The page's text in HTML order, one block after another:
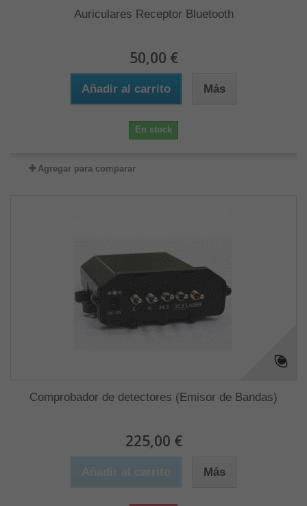
Auriculares Receptor Bluetooth
50,00 €
Añadir al carrito Más
En stock
Agregar para comparar
Comprobador de detectores (Emisor de Bandas)
225,00 €
Más